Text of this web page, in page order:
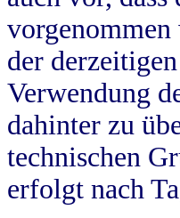
der
Verwendung
dahinter zu
technischen
erfolgt nach